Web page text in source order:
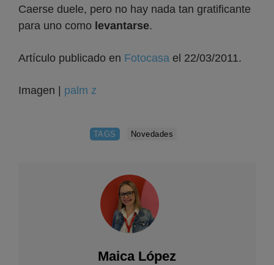
Caerse duele, pero no hay nada tan gratificante
para uno como levantarse.
Artículo publicado en Fotocasa el 22/03/2011.
Imagen | palm z
TAGS Novedades
Maica López